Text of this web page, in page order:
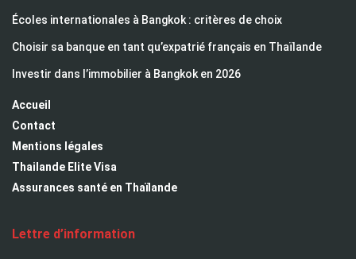
Écoles internationales à Bangkok : critères de choix
Choisir sa banque en tant qu’expatrié français en Thaïlande
Investir dans l’immobilier à Bangkok en 2026
Accueil
Contact
Mentions légales
Thailande Elite Visa
Assurances santé en Thaïlande
Lettre d’information